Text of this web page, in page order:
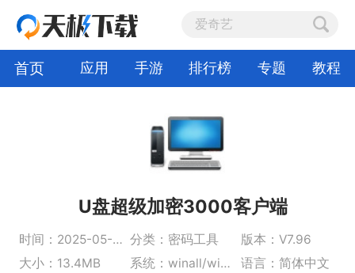
首页 应用 手游 排行榜 专题 教程
U盘超级加密3000客户端
时间：2025-05-07 分类：密码工具
版本：V7.96
大小：13.4MB
系统：winall/win7/win10/win11 语言：简体中文